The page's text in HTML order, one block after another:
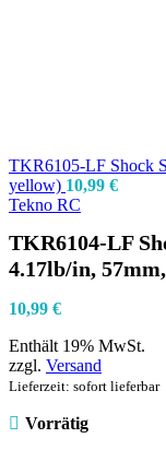
TKR6105-LF Shock
yellow) 10,99 €
Tekno RC
TKR6104-LF
4.17lb/in,
10,99 €
Enthält 19% MwSt.
zzgl. Versand
Lieferzeit: sofort lieferbar
Vorrätig